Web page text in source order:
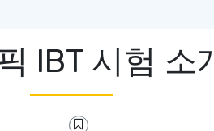
IBT 시험 소